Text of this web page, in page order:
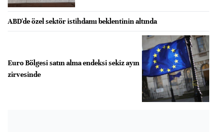
ABD'de özel sektör istihdamı beklentinin altında
Euro Bölgesi satın alma endeksi sekiz ayın
zirvesinde